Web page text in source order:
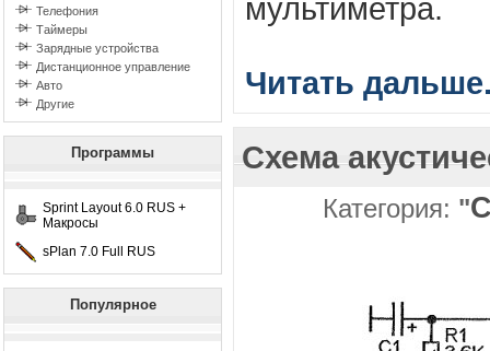
Телефония
Таймеры
Зарядные устройства
Дистанционное управление
Авто
Другие
Программы
Sprint Layout 6.0 RUS +
Макросы
sPlan 7.0 Full RUS
Популярное
мультиметра.
Читать
Схема
Категория: "